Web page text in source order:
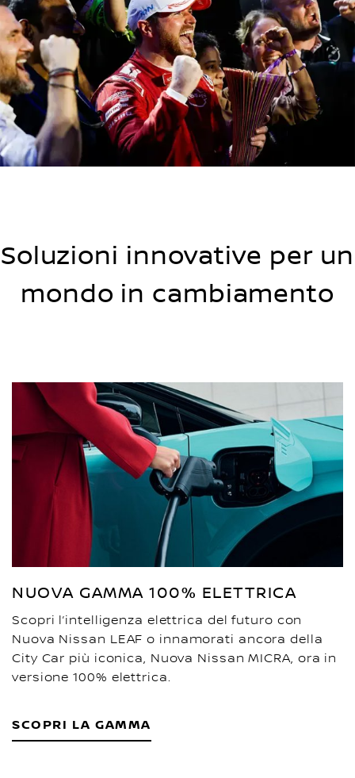
Soluzioni innovative per un
mondo in cambiamento
NUOVA GAMMA 100% ELETTRICA
Scopri l’intelligenza elettrica del futuro con
Nuova Nissan LEAF o innamorati ancora della
City Car più iconica, Nuova Nissan MICRA, ora in
versione 100% elettrica.
SCOPRI LA GAMMA